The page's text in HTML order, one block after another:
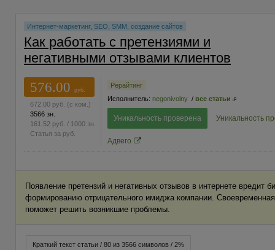
Интернет-маркетинг, SEO, SMM, создание сайтов
Как работать с претензиями и
негативными отзывами клиентов
576.00
руб.
672.00 руб. (с ком.)
3566 зн.
161.52 руб. / 1000 зн.
Статья за руб.
Рерайтинг
Исполнитель: negonivolny / все статьи
Уникальность проверена Уникальность
Адвего
Появление претензий и негативных отзывов в интернете вредит
формированию отрицательного имиджа компании.
поможет решить возникшие проблемы.
Краткий текст статьи / 80 из 3566 символов / 2%